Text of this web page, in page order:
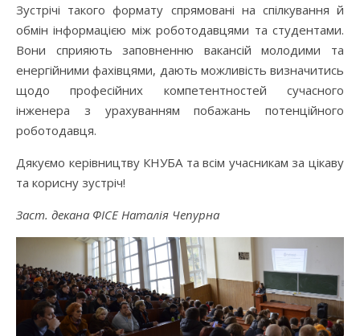
Зустрічі такого формату спрямовані на спілкування й
обмін інформацією між роботодавцями та студентами.
Вони сприяють заповненню вакансій молодими та
енергійними фахівцями, дають можливість визначитись
щодо професійних компетентностей сучасного
інженера з урахуванням побажань потенційного
роботодавця.
Дякуємо керівництву КНУБА та всім учасникам за цікаву
та корисну зустріч!
Заст. декана ФІСЕ Наталія Чепурна